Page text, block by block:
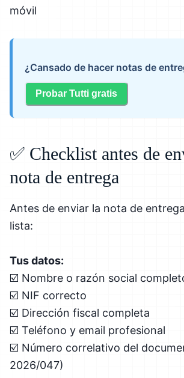
móvil
¿Cansado de hacer notas de
Probar Tutti gratis
✅ Checklist antes de
nota de entrega
Antes de enviar la nota de
lista:
Tus datos:
☑️ Nombre o razón social
☑️ NIF correcto
☑️ Dirección fiscal completa
☑️ Teléfono y email profesional
☑️ Número correlativo del
2026/047)